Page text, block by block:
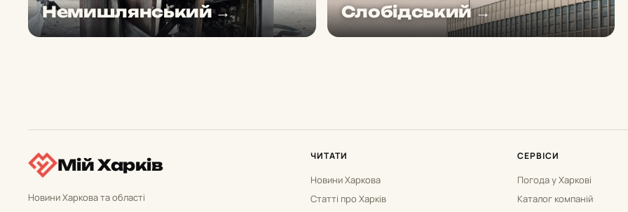
Немишлянський → Слобідський →
Мій Харків
Новини Харкова та області
ЧИТАТИ
Новини Харкова
Статті про Харків
СЕРВІСИ
Погода у Харкові
Каталог компаній